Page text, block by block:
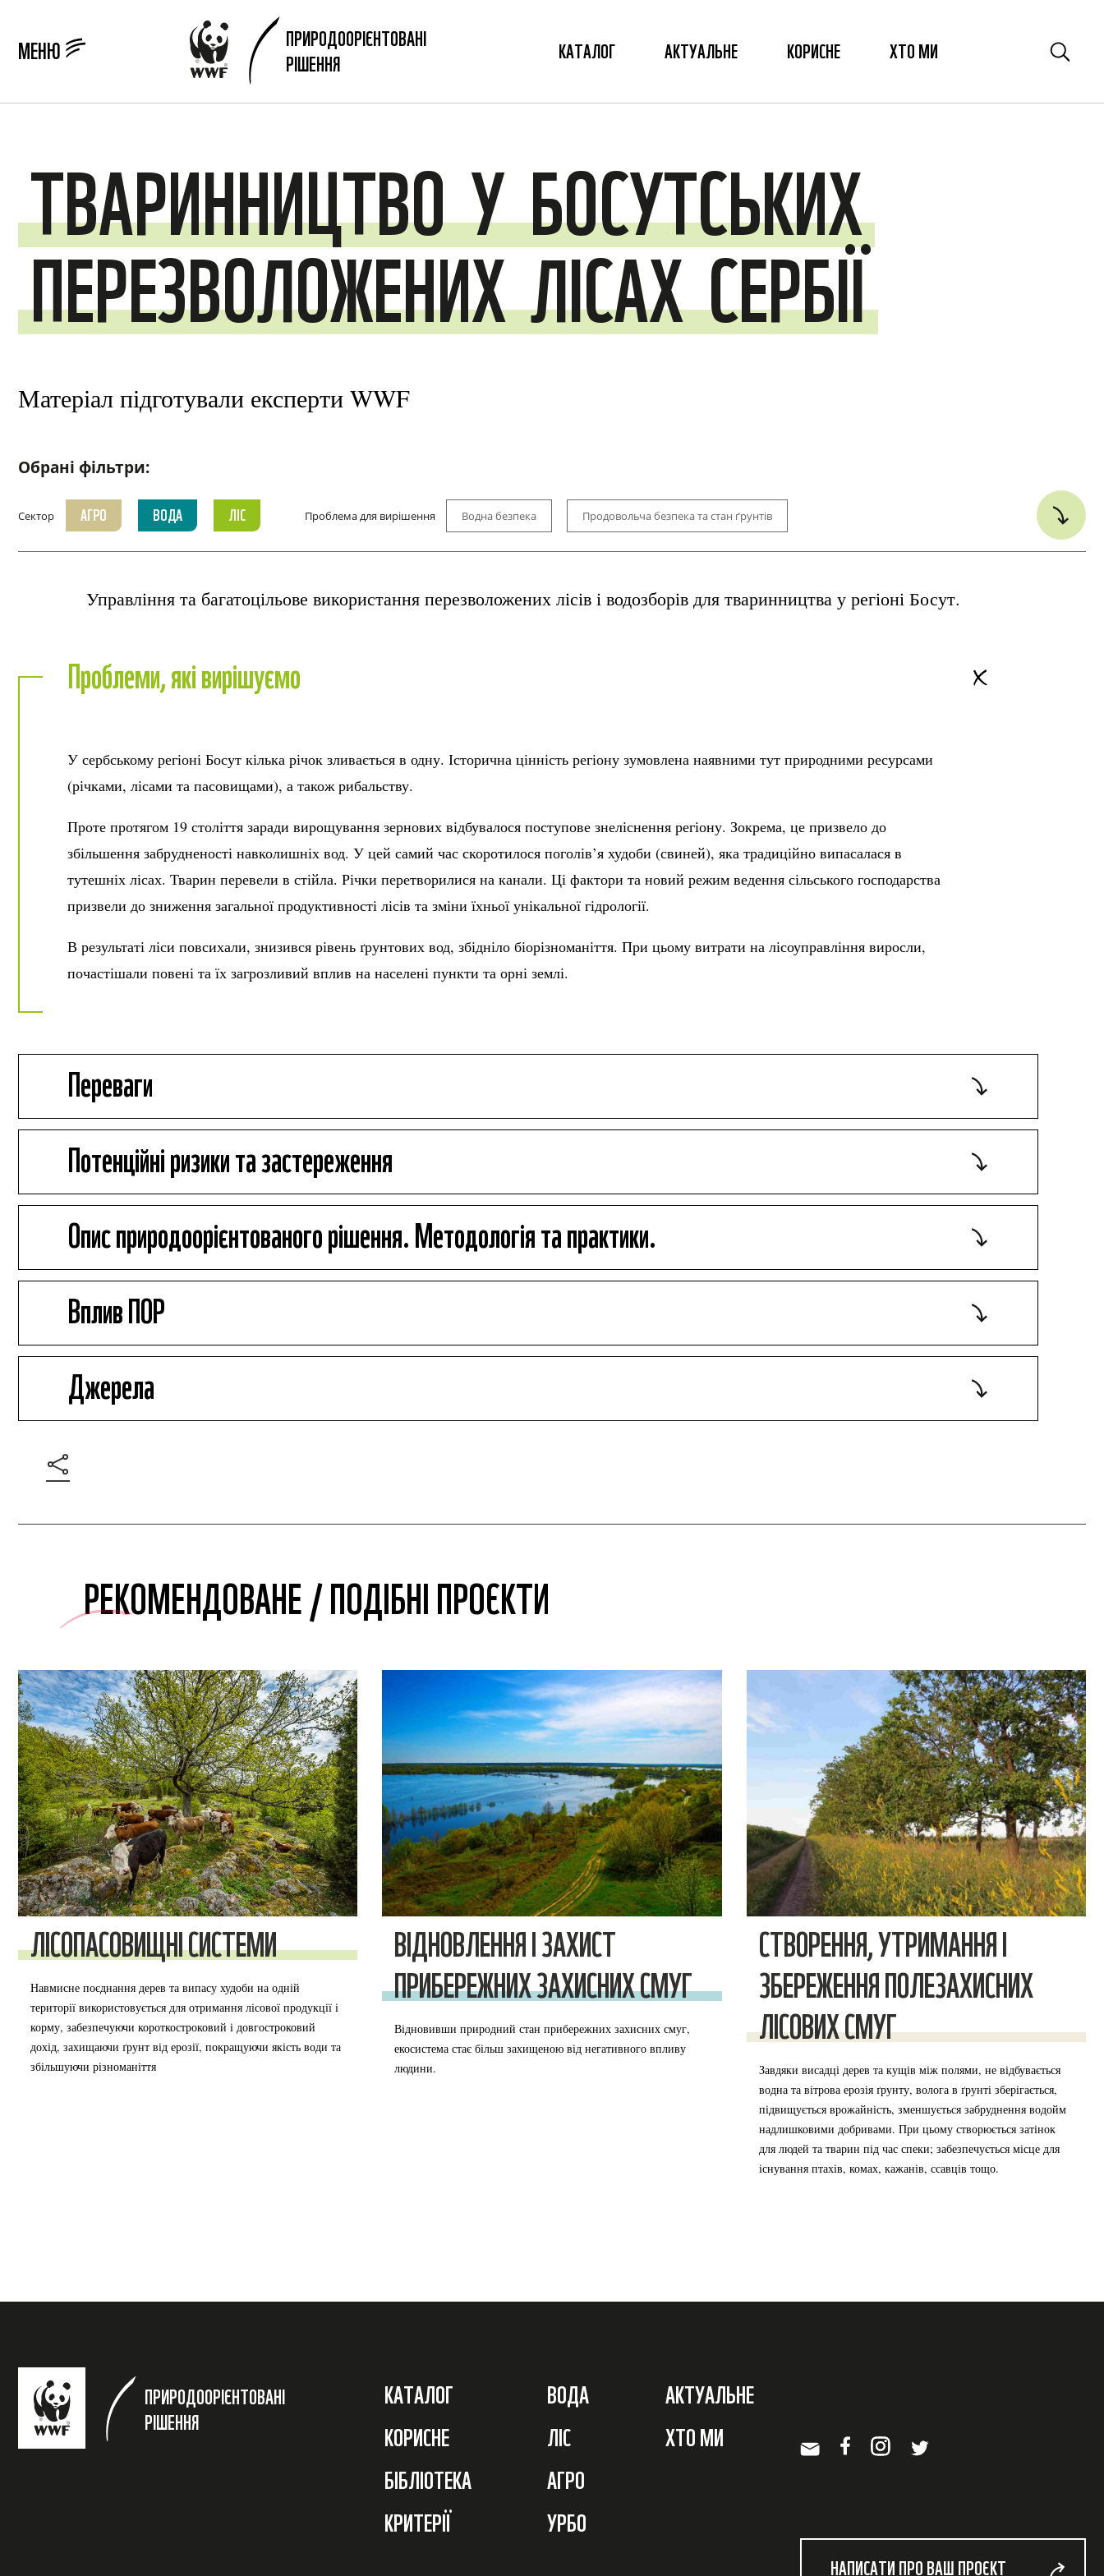
МЕНЮ
ПРИРОДООРІЄНТОВАНІ
РІШЕННЯ
КАТАЛОГ АКТУАЛЬНЕ КОРИСНЕ ХТО МИ
ТВАРИННИЦТВО У БОСУТСЬКИХ
ПЕРЕЗВОЛОЖЕНИХ ЛІСАХ СЕРБІЇ
Матеріал підготували експерти WWF
Обрані фільтри:
Сектор АГРО ВОДА ЛІС Проблема для вирішення Водна безпека Продовольча безпека та стан ґрунтів
Управління та багатоцільове використання перезволожених лісів і водозборів для тваринництва у регіоні Босут.
Проблеми, які вирішуємо
У сербському регіоні Босут кілька річок зливається в одну. Історична цінність регіону зумовлена наявними тут природними ресурсами
(річками, лісами та пасовищами), а також рибальству.
Проте протягом 19 століття заради вирощування зернових відбувалося поступове знеліснення регіону. Зокрема, це призвело до
збільшення забрудненості навколишніх вод. У цей самий час скоротилося поголів’я худоби (свиней), яка традиційно випасалася в
тутешніх лісах. Тварин перевели в стійла. Річки перетворилися на канали. Ці фактори та новий режим ведення сільського господарства
призвели до зниження загальної продуктивності лісів та зміни їхньої унікальної гідрології.
В результаті ліси повсихали, знизився рівень ґрунтових вод, збідніло біорізноманіття. При цьому витрати на лісоуправління виросли,
почастішали повені та їх загрозливий вплив на населені пункти та орні землі.
Переваги
Потенційні ризики та застереження
Опис природоорієнтованого рішення. Методологія та практики.
Вплив ПОР
Джерела
РЕКОМЕНДОВАНЕ / ПОДІБНІ ПРОЄКТИ
ЛІСОПАСОВИЩНІ СИСТЕМИ
Навмисне поєднання дерев та випасу худоби на одній
території використовується для отримання лісової продукції і
корму, забезпечуючи короткостроковий і довгостроковий
дохід, захищаючи ґрунт від ерозії, покращуючи якість води та
збільшуючи різноманіття
ВІДНОВЛЕННЯ І ЗАХИСТ
ПРИБЕРЕЖНИХ ЗАХИСНИХ СМУГ
Відновивши природний стан прибережних захисних смуг,
екосистема стає більш захищеною від негативного впливу
людини.
СТВОРЕННЯ, УТРИМАННЯ І
ЗБЕРЕЖЕННЯ ПОЛЕЗАХИСНИХ
ЛІСОВИХ СМУГ
Завдяки висадці дерев та кущів між полями, не відбувається
водна та вітрова ерозія ґрунту, волога в ґрунті зберігається,
підвищується врожайність, зменшується забруднення водойм
надлишковими добривами. При цьому створюється затінок
для людей та тварин під час спеки; забезпечується місце для
існування птахів, комах, кажанів, ссавців тощо.
ПРИРОДООРІЄНТОВАНІ
РІШЕННЯ
КАТАЛОГ
КОРИСНЕ
БІБЛІОТЕКА
КРИТЕРІЇ
ВОДА
ЛІС
АГРО
УРБО
АКТУАЛЬНЕ
ХТО МИ
НАПИСАТИ ПРО ВАШ ПРОЄКТ